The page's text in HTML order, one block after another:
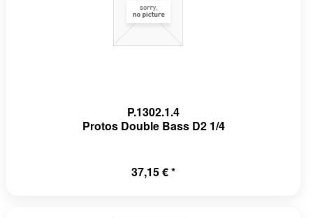
P.1302.1.4
Protos Double Bass D2 1/4
37,15 € *